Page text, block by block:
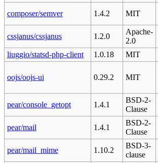
composer/semver 1.4.2 MIT
cssjanus/cssjanus 1.2.0
Apache-
2.0
liuggio/statsd-php-client 1.0.18 MIT
oojs/oojs-ui 0.29.2 MIT
pear/console_getopt 1.4.1
BSD-2-
Clause
pear/mail 1.4.1
BSD-2-
Clause
pear/mail_mime 1.10.2
BSD-3-
clause